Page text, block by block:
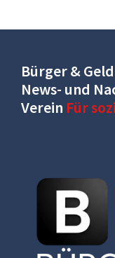
Bürger & Geld
News- und
Verein Für